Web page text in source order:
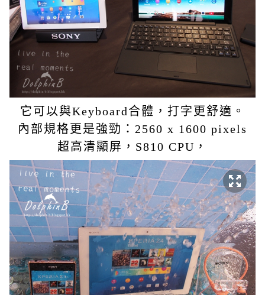
它可以與Keyboard合體，打字更舒適。
內部規格更是強勁：2560 x 1600 pixels
超高清顯屏，S810 CPU，